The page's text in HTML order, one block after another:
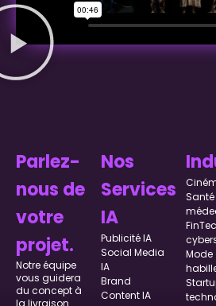
Parlez-
nous de
votre
projet.
Notre équipe
vous guidera
du concept à
Nos
Services
IA
Publicité IA
Social Media
IA
Brand
Content IA
Santé
Mode